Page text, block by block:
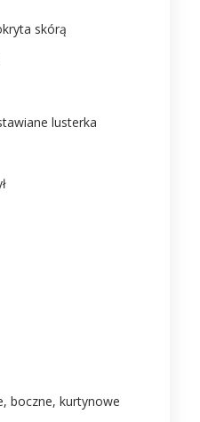
skórą
lusterka
boczne, kurtynowe